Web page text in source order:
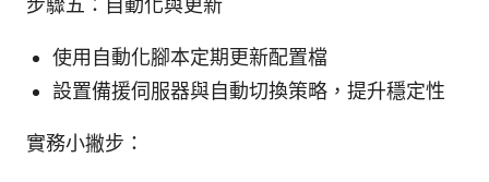
使用自動化腳本定期更新配置檔
設置備援伺服器與自動切換策略，提升穩定性
實務小撇步：